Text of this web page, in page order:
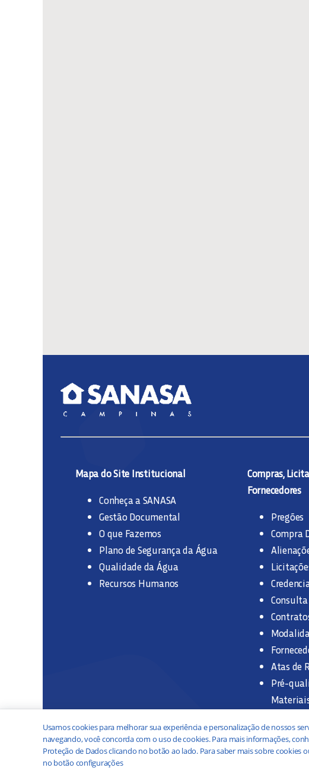
Mapa do Site Institucional
Conheça a SANASA
Gestão Documental
O que Fazemos
Plano de Segurança da Água
Qualidade da Água
Recursos Humanos
Compras,
Fornecedores
Pregões
Compra
Atas de
Pré-
Usamos cookies para melhorar sua experiência e personalização de nossos
navegando, você concorda com o uso de cookies. Para mais informações,
Proteção de Dados clicando no botão ao lado. Para saber mais sobre cookies
no botão configurações